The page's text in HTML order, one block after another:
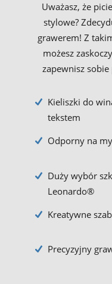
Uważasz, że
stylowe?
grawerem! Z
możesz
zapewnisz sobie
Kieliszki do
tekstem
Odporny na
Duży wybór
Leonardo®
Kreatywne
Precyzyjny